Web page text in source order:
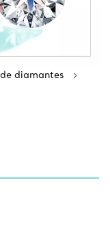
diamantes